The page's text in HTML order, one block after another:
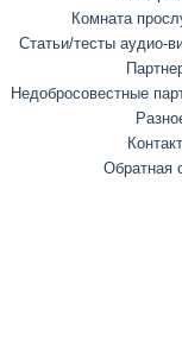
Комната
Статьи/тесты аудио-
Недобросовестные
Обратная